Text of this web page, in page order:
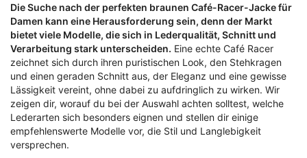
Die Suche nach der perfekten braunen Café-Racer-Jacke für
Damen kann eine Herausforderung sein, denn der Markt
bietet viele Modelle, die sich in Lederqualität, Schnitt und
Verarbeitung stark unterscheiden. Eine echte Café Racer
zeichnet sich durch ihren puristischen Look, den Stehkragen
und einen geraden Schnitt aus, der Eleganz und eine gewisse
Lässigkeit vereint, ohne dabei zu aufdringlich zu wirken. Wir
zeigen dir, worauf du bei der Auswahl achten solltest, welche
Lederarten sich besonders eignen und stellen dir einige
empfehlenswerte Modelle vor, die Stil und Langlebigkeit
versprechen.